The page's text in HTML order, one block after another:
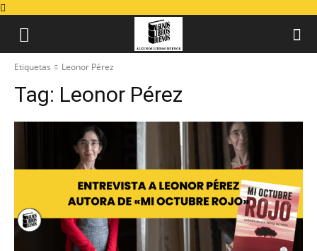
Etiquetas Leonor Pérez
Tag: Leonor Pérez